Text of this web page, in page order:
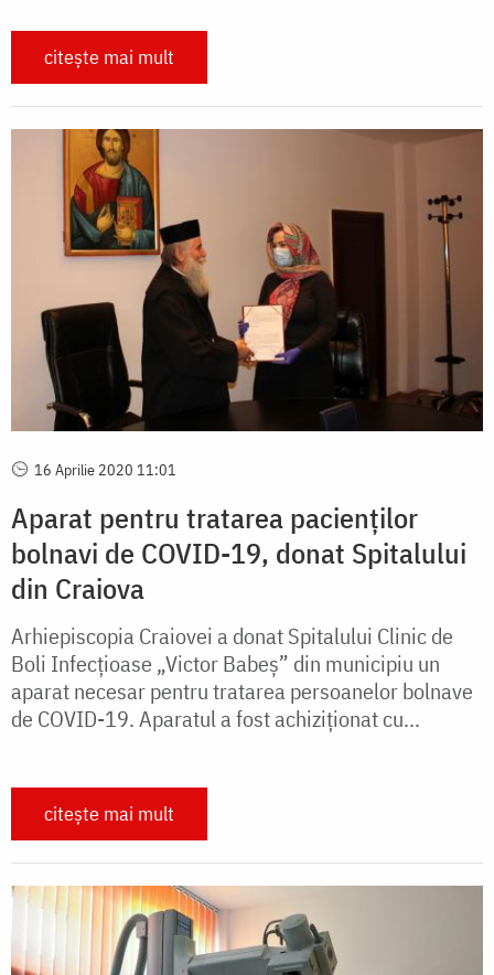
citește mai mult
16 Aprilie 2020 11:01
Aparat pentru tratarea pacienţilor
bolnavi de COVID-19, donat Spitalului
din Craiova
Arhiepiscopia Craiovei a donat Spitalului Clinic de
Boli Infecţioase „Victor Babeş” din municipiu un
aparat necesar pentru tratarea persoanelor bolnave
de COVID-19. Aparatul a fost achiziţionat cu...
citește mai mult